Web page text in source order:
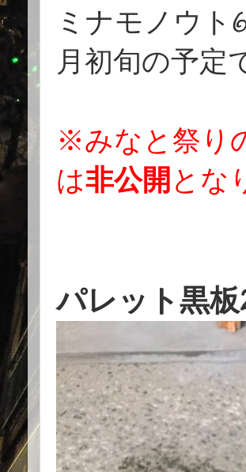
ミナモノウト
月初旬の予定
※みなと祭り
は非公開とな
パレット黒